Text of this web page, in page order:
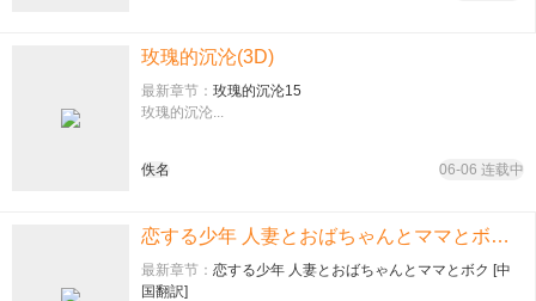
玫瑰的沉沦(3D)
最新章节： 玫瑰的沉沦15
玫瑰的沉沦...
佚名 06-06 连载中
恋する少年 人妻とおばちゃんとママとボク [中国翻訳]
最新章节： 恋する少年 人妻とおばちゃんとママとボク [中
国翻訳]